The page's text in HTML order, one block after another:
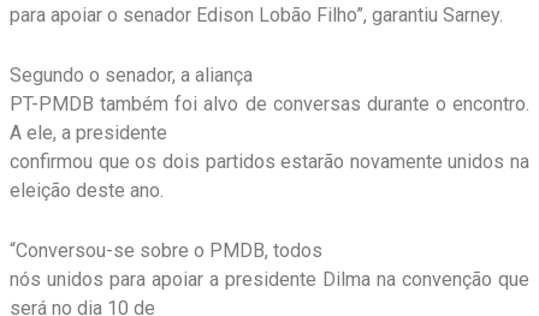
para apoiar o senador Edison Lobão Filho”, garantiu Sarney.
Segundo o senador, a aliança
PT-PMDB também foi alvo de conversas durante o encontro.
A ele, a presidente
confirmou que os dois partidos estarão novamente unidos na
eleição deste ano.
“Conversou-se sobre o PMDB, todos
nós unidos para apoiar a presidente Dilma na convenção que
será no dia 10 de